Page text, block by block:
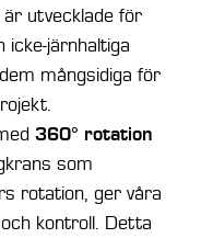
utvecklade för
järnhaltiga
mångsidiga för
360° rotation
som
rotation, ger våra
kontroll. Detta